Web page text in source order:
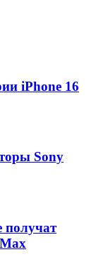
iPhone 16
Sony
получат